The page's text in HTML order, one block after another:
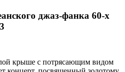
джаз-фанка 60-х
крыше с потрясающим видом